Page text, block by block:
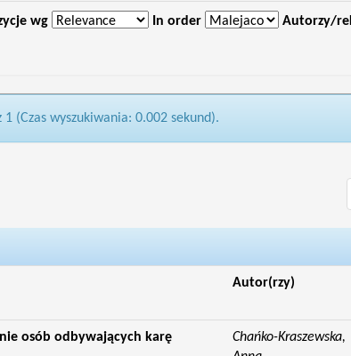
wg In order Autorzy/
1 (Czas wyszukiwania: 0.002 sekund).
Autor(rzy)
osób odbywających karę
Chańko-Kraszewska,